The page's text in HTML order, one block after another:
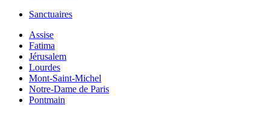
Sanctuaires
Assise
Fatima
Jérusalem
Lourdes
Mont-Saint-Michel
Notre-Dame de Paris
Pontmain